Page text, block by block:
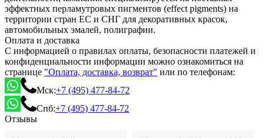
эффектных перламутровых пигментов (effect pigments) на
территории стран ЕС и СНГ для декоративных красок,
автомобильных эмалей, полиграфии.
Оплата и доставка
С информацией о правилах оплаты, безопасности платежей и
конфиденциальности информации можно ознакомиться на
странице "Оплата, доставка, возврат" или по телефонам:
Мск:+7 (495) 477-84-72
Спб:+7 (495) 477-84-72
Отзывы